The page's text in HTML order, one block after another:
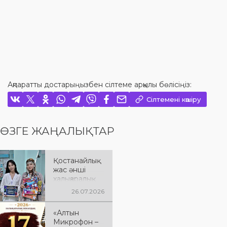
Ақпаратты достарыңызбен сілтеме арқылы бөлісіңіз:
Сілтемені көшіру
ӨЗГЕ ЖАҢАЛЫҚТАР
Қостанайлық
жас әнші
халықаралық
байқауда26.07.2026
«Алтын
Микрофон –